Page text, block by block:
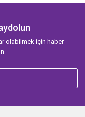
olabilmek için haber